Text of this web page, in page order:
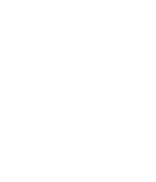
COMPRE
ENCONTRE O
SUAS